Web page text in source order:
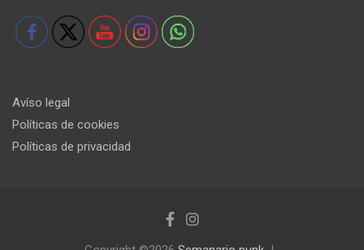
Avíso legal
Políticas de cookies
Políticas de privacidad